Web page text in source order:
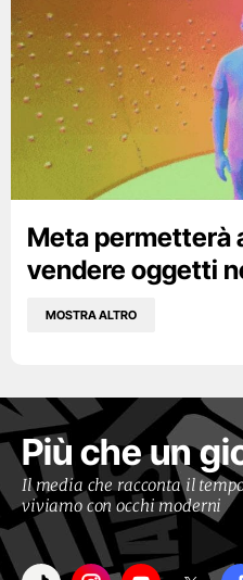
Meta permetterà
vendere oggetti
MOSTRA ALTRO
Più che un
Il media che racconta il
viviamo con occhi moderni